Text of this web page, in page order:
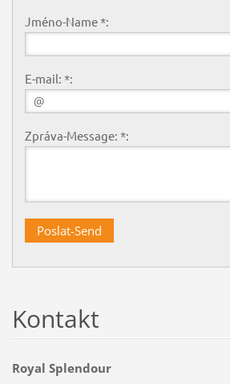
Jméno-Name *:
E-mail: *:
Zpráva-Message: *:
Kontakt
Royal Splendour